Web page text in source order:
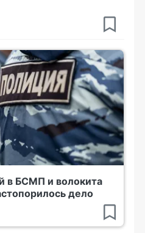
в БСМП и волокита
дело